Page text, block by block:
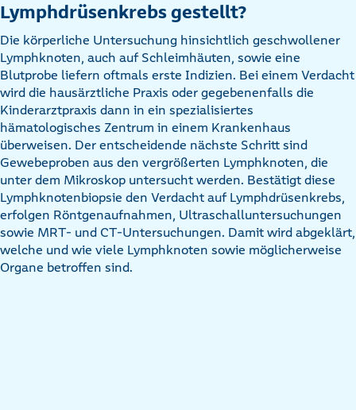
Lymphdrüsenkrebs gestellt?
Die körperliche Untersuchung hinsichtlich geschwollener
Lymphknoten, auch auf Schleimhäuten, sowie eine
Blutprobe liefern oftmals erste Indizien. Bei einem Verdacht
wird die hausärztliche Praxis oder gegebenenfalls die
Kinderarztpraxis dann in ein spezialisiertes
hämatologisches Zentrum in einem Krankenhaus
überweisen. Der entscheidende nächste Schritt sind
Gewebeproben aus den vergrößerten Lymphknoten, die
unter dem Mikroskop untersucht werden. Bestätigt diese
Lymphknotenbiopsie den Verdacht auf Lymphdrüsenkrebs,
erfolgen Röntgenaufnahmen, Ultraschalluntersuchungen
sowie MRT- und CT-Untersuchungen. Damit wird abgeklärt,
welche und wie viele Lymphknoten sowie möglicherweise
Organe betroffen sind.